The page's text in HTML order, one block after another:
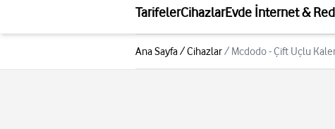
TarifelerCihazlarEvde İnternet &
Ana Sayfa/Cihazlar/ Mcdodo - Çift Uçlu